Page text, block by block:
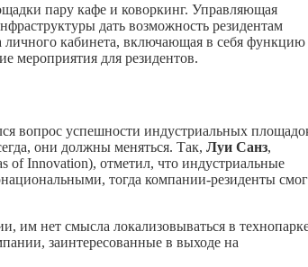
пару кафе и коворкинг. Управляющая
дать возможность резидентам
личного кабинета, включающая в себя функцию
мероприятия для резидентов.
вопрос успешности индустриальных
они должны меняться. Так, Луи Санз,
of Innovation), отметил, что индустриальные
тогда компании-резиденты
им нет смысла локализовываться в
заинтересованные в выходе на